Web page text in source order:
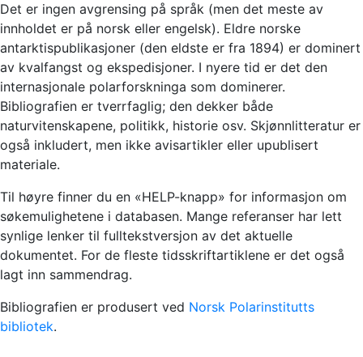
Det er ingen avgrensing på språk (men det meste av
innholdet er på norsk eller engelsk). Eldre norske
antarktispublikasjoner (den eldste er fra 1894) er dominert
av kvalfangst og ekspedisjoner. I nyere tid er det den
internasjonale polarforskninga som dominerer.
Bibliografien er tverrfaglig; den dekker både
naturvitenskapene, politikk, historie osv. Skjønnlitteratur er
også inkludert, men ikke avisartikler eller upublisert
materiale.
Til høyre finner du en «HELP-knapp» for informasjon om
søkemulighetene i databasen. Mange referanser har lett
synlige lenker til fulltekstversjon av det aktuelle
dokumentet. For de fleste tidsskriftartiklene er det også
lagt inn sammendrag.
Bibliografien er produsert ved Norsk Polarinstitutts
bibliotek.